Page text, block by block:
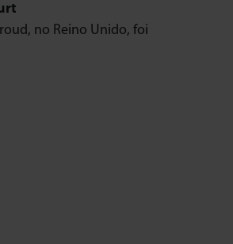
no Reino Unido, foi